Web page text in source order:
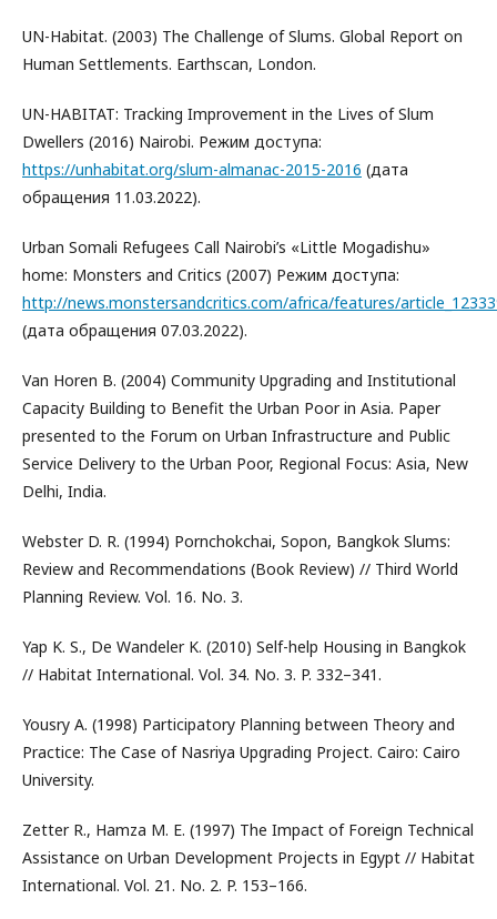
UN-Habitat. (2003) The Challenge of Slums. Global Report on
Human Settlements. Earthscan, London.
UN-HABITAT: Tracking Improvement in the Lives of Slum
Dwellers (2016) Nairobi. Режим доступа:
https://unhabitat.org/slum-almanac-2015-2016 (дата
обращения 11.03.2022).
Urban Somali Refugees Call Nairobi’s «Little Mogadishu»
home: Monsters and Critics (2007) Режим доступа:
http://news.monstersandcritics.com/africa/features/
(дата обращения 07.03.2022).
Van Horen B. (2004) Community Upgrading and Institutional
Capacity Building to Benefit the Urban Poor in Asia. Paper
presented to the Forum on Urban Infrastructure and Public
Service Delivery to the Urban Poor, Regional Focus: Asia, New
Delhi, India.
Webster D. R. (1994) Pornchokchai, Sopon, Bangkok Slums:
Review and Recommendations (Book Review) // Third World
Planning Review. Vol. 16. No. 3.
Yap K. S., De Wandeler K. (2010) Self-help Housing in Bangkok
// Habitat International. Vol. 34. No. 3. P. 332–341.
Yousry A. (1998) Participatory Planning between Theory and
Practice: The Case of Nasriya Upgrading Project. Cairo: Cairo
University.
Zetter R., Hamza M. E. (1997) The Impact of Foreign Technical
Assistance on Urban Development Projects in Egypt // Habitat
International. Vol. 21. No. 2. P. 153–166.